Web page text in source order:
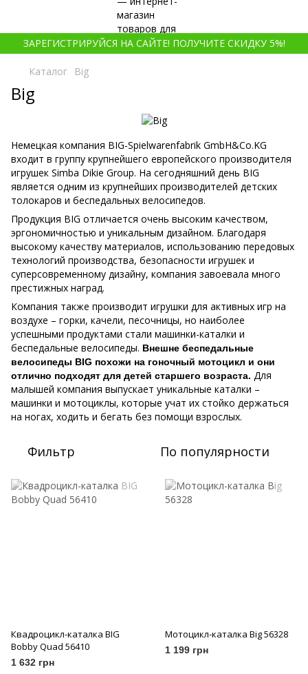
ЗАРЕГИСТРИРУЙСЯ НА САЙТЕ! ПОЛУЧИТЕ СКИДКУ 5%!
Каталог Big
Big
Немецкая компания BIG-Spielwarenfabrik GmbH&Co.KG
входит в группу крупнейшего европейского производителя
игрушек Simba Dikie Group. На сегодняшний день BIG
является одним из крупнейших производителей детских
толокаров и беспедальных велосипедов.
Продукция BIG отличается очень высоким качеством,
эргономичностью и уникальным дизайном. Благодаря
высокому качеству материалов, использованию передовых
технологий производства, безопасности игрушек и
суперсовременному дизайну, компания завоевала много
престижных наград.
Компания также производит игрушки для активных игр на
воздухе – горки, качели, песочницы, но наиболее
успешными продуктами стали машинки-каталки и
беспедальные велосипеды. Внешне беспедальные
велосипеды BIG похожи на гоночный мотоцикл и они
отлично подходят для детей старшего возраста. Для
малышей компания выпускает уникальные каталки –
машинки и мотоциклы, которые учат их стойко держаться
на ногах, ходить и бегать без помощи взрослых.
Фильтр По популярности
Квадроцикл-каталка BIG
Bobby Quad 56410
1 632 грн
Мотоцикл-каталка Big 56328
1 199 грн